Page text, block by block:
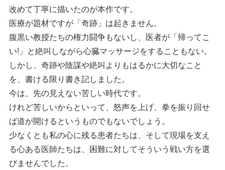
改めて丁寧に描いたのが本作です。
医療が題材ですが「奇跡」は起きません。
腹黒い教授たちの権力闘争もないし、医者が「帰ってこ
い!」と絶叫しながら心臓マッサージをすることもない。
しかし、奇跡や陰謀や絶叫よりもはるかに大切なこと
を、書ける限り書き記しました。
今は、先の見えない苦しい時代です。
けれど苦しいからといって、怒声を上げ、拳を振り回せ
ば道が開けるというものでもないでしょう。
少なくとも私の心に残る患者たちは、そして現場を支え
る心ある医師たちは、困難に対してそういう戦い方を選
びませんでした。